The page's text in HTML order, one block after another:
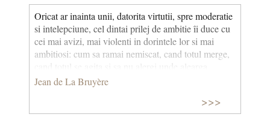
Oricat ar inainta unii, datorita virtutii, spre moderatie
si intelepciune, cel dintai prilej de ambitie îi duce cu
cei mai avizi, mai violenti in dorintele lor si mai
ambitiosi: cum sa ramai nemiscat, cand totul merge,
ceilalti?
Jean de La Bruyère
>>>